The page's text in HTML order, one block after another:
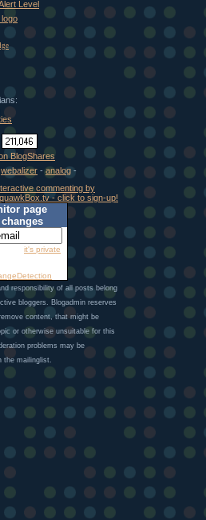
webalizer - analog -
page
it's private
responsibility of all posts belong
bloggers. Blogadmin reserves
content, that might be
or otherwise unsuitable for this
problems may be
the mailinglist.